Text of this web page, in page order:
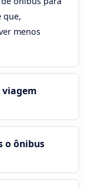
que,
menos
viagem
o ônibus